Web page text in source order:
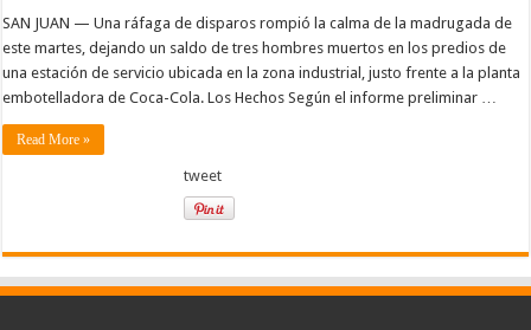
SAN JUAN — Una ráfaga de disparos rompió la calma de la madrugada de
este martes, dejando un saldo de tres hombres muertos en los predios de
una estación de servicio ubicada en la zona industrial, justo frente a la planta
embotelladora de Coca-Cola. Los Hechos Según el informe preliminar …
Read More »
tweet